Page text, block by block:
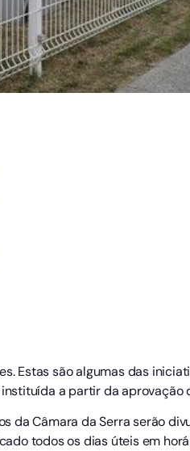
Estas são algumas das
a partir da aprovação
da Câmara da Serra serão
todos os dias úteis em